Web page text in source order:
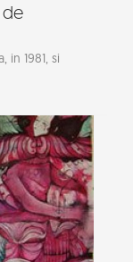
de
in 1981, si